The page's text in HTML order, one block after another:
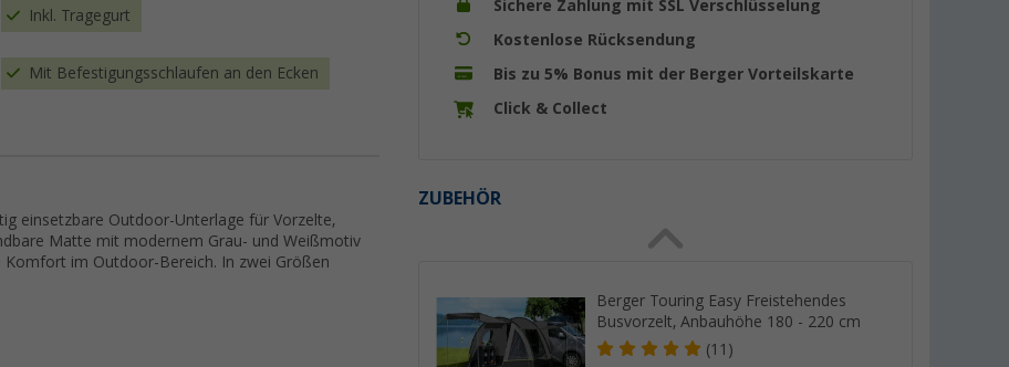
Sichere Zahlung mit SSL Verschlüsselung
Kostenlose Rücksendung
Bis zu 5% Bonus mit der Berger Vorteilskarte
Click & Collect
ZUBEHÖR
Berger Touring Easy Freistehendes
Busvorzelt, Anbauhöhe 180 - 220 cm
(11)
Inkl. Tragegurt
Mit Befestigungsschlaufen an den Ecken
einsetzbare Outdoor-Unterlage für Vorzelte,
Matte mit modernem Grau- und Weißmotiv
im Outdoor-Bereich. In zwei Größen